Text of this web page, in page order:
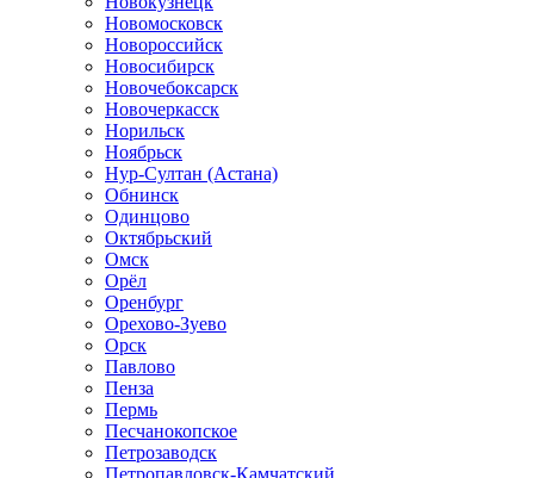
Новомосковск
Новороссийск
Новосибирск
Новочебоксарск
Новочеркасск
Норильск
Ноябрьск
Нур-Султан (Астана)
Обнинск
Одинцово
Октябрьский
Омск
Орёл
Оренбург
Орехово-Зуево
Орск
Павлово
Пенза
Пермь
Песчанокопское
Петрозаводск
Петропавловск-Камчатский